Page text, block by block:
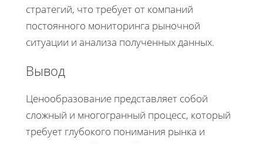
стратегий, что требует от компаний
постоянного мониторинга рыночной
ситуации и анализа полученных данных.
Вывод
Ценообразование представляет собой
сложный и многогранный процесс, который
требует глубокого понимания рынка и